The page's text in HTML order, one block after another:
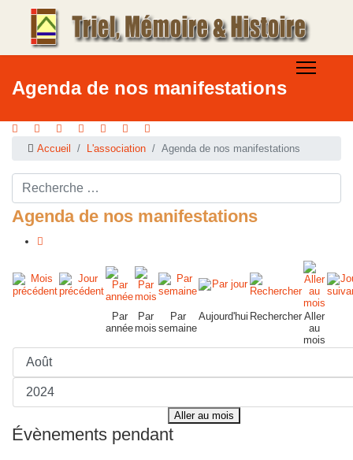
Agenda de nos manifestations
Accueil L'association Agenda de nos manifestations
Rechercher ...
Agenda de nos manifestations
Par
année
Par
mois
Par
semaine
Aujourd'hui Rechercher Aller
au
mois
Aller au mois
Évènements pendant